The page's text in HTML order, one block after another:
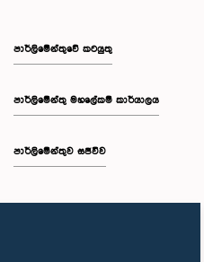
පාර්ලිමේන්තුවේ කටයුතු
පාර්ලිමේන්තු මහලේකම් කාර්යාලය
පාර්ලිමේන්තුව සජීවීව